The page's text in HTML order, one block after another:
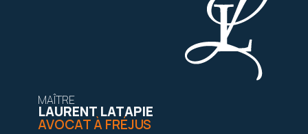
MAÎTRE
LAURENT LATAPIE
AVOCAT À FRÉJUS